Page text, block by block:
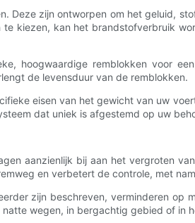
zijn ontworpen om het geluid,
kiezen, kan het brandstofverbruik
hoogwaardige remblokken voor
de levensduur van de remblokken.
eisen van het gewicht van uw
dat uniek is afgestemd op uw
aanzienlijk bij aan het vergroten
en verbetert de controle, met
zijn beschreven, verminderen op
wegen, in bergachtig gebied of